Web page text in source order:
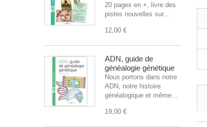
20 pages en +, livre des
pistes nouvelles sur...
12,00 €
ADN, guide de
généalogie génétique
Nous portons dans notre
ADN, notre histoire
généalogique et même...
19,00 €